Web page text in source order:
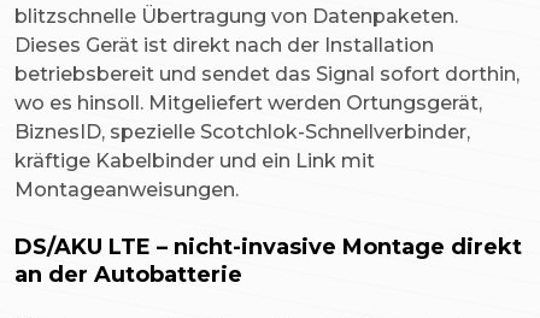
blitzschnelle Übertragung von Datenpaketen.
Dieses Gerät ist direkt nach der Installation
betriebsbereit und sendet das Signal sofort dorthin,
wo es hinsoll. Mitgeliefert werden Ortungsgerät,
BiznesID, spezielle Scotchlok-Schnellverbinder,
kräftige Kabelbinder und ein Link mit
Montageanweisungen.
DS/AKU LTE – nicht-invasive Montage direkt
an der Autobatterie